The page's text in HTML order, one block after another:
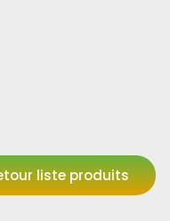
liste produits